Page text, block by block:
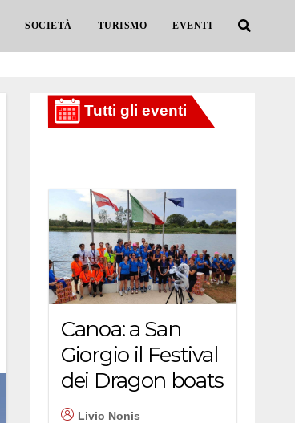
SOCIETÀ TURISMO EVENTI
Canoa: a San
Giorgio il Festival
dei Dragon boats
Livio Nonis